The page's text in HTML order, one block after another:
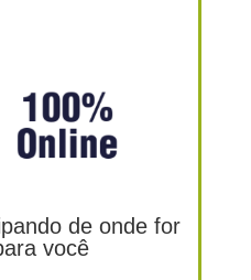
de onde for
você